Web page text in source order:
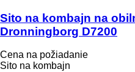
Sito na kombajn na
Dronningborg D7200
Cena na požiadanie
Sito na kombajn